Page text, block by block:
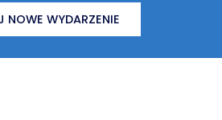
NOWE WYDARZENIE